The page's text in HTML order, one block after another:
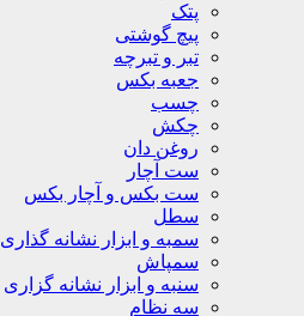
پتک
پیچ گوشتی
تبر و تبرچه
جعبه بکس
چسب
چکش
روغن دان
ست آچار
ست بکس و آچار بکس
سطل
سمبه و ابزار نشانه گذاری
سمپاش
سنبه و ابزار نشانه گزاری
سه نظام